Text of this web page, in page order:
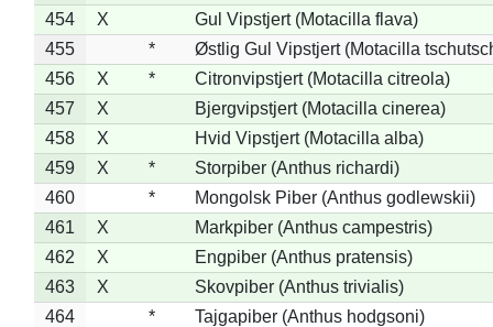
454
X
Gul Vipstjert (Motacilla flava)
455
*
Østlig Gul Vipstjert (Motacilla
456
X *
Citronvipstjert (Motacilla citreola)
457
X
Bjergvipstjert (Motacilla cinerea)
458
X
Hvid Vipstjert (Motacilla alba)
459
X *
Storpiber (Anthus richardi)
460
*
Mongolsk Piber (Anthus godlewskii)
461
X
Markpiber (Anthus campestris)
462
X
Engpiber (Anthus pratensis)
463
X
Skovpiber (Anthus trivialis)
464
*
Tajgapiber (Anthus hodgsoni)